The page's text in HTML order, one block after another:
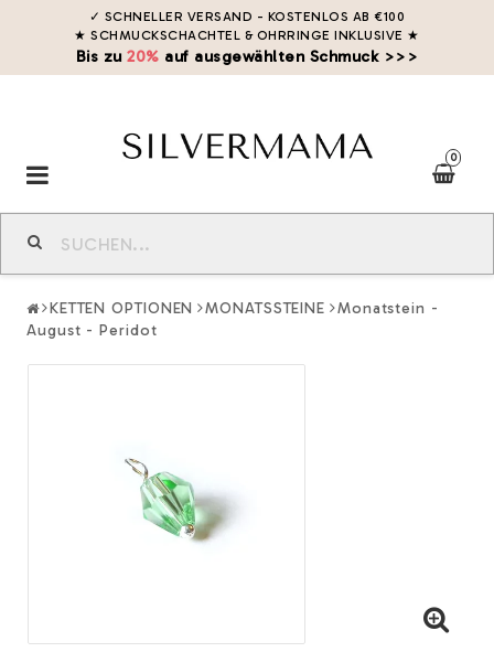
✓ SCHNELLER VERSAND - KOSTENLOS AB €100
★ SCHMUCKSCHACHTEL & OHRRINGE INKLUSIVE ★
Bis zu20% auf ausgewählten Schmuck >>>
0
Toggle
navigation
KETTEN OPTIONEN MONATSSTEINE
Monatstein -
August - Peridot